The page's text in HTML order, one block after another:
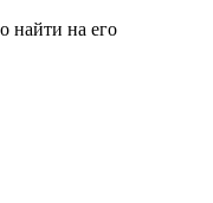
найти на его